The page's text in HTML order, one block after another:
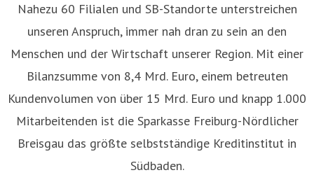
Nahezu 60 Filialen und SB-Standorte unterstreichen
unseren Anspruch, immer nah dran zu sein an den
Menschen und der Wirtschaft unserer Region. Mit einer
Bilanzsumme von 8,4 Mrd. Euro, einem betreuten
Kundenvolumen von über 15 Mrd. Euro und knapp 1.000
Mitarbeitenden ist die Sparkasse Freiburg-Nördlicher
Breisgau das größte selbstständige Kreditinstitut in
Südbaden.